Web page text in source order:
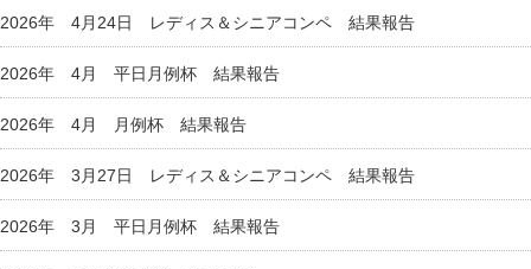
2026年 4月24日 レディス＆シニアコンペ 結果報告
2026年 4月 平日月例杯 結果報告
2026年 4月 月例杯 結果報告
2026年 3月27日 レディス＆シニアコンペ 結果報告
2026年 3月 平日月例杯 結果報告